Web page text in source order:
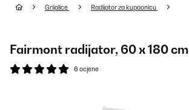
Grijalice Radijator za kupaonicu
Fairmont radijator, 60 x 180 cm
6 ocjene